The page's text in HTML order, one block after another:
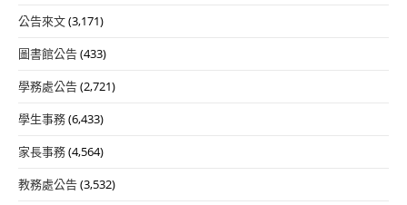
公告來文(3,171)
圖書館公告(433)
學務處公告(2,721)
學生事務(6,433)
家長事務(4,564)
教務處公告(3,532)